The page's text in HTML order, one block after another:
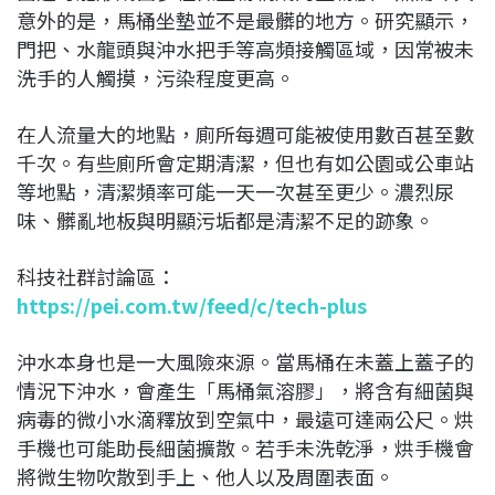
意外的是，馬桶坐墊並不是最髒的地方。研究顯示，
門把、水龍頭與沖水把手等高頻接觸區域，因常被未
洗手的人觸摸，污染程度更高。
在人流量大的地點，廁所每週可能被使用數百甚至數
千次。有些廁所會定期清潔，但也有如公園或公車站
等地點，清潔頻率可能一天一次甚至更少。濃烈尿
味、髒亂地板與明顯污垢都是清潔不足的跡象。
科技社群討論區：
https://pei.com.tw/feed/c/tech-plus
沖水本身也是一大風險來源。當馬桶在未蓋上蓋子的
情況下沖水，會產生「馬桶氣溶膠」，將含有細菌與
病毒的微小水滴釋放到空氣中，最遠可達兩公尺。烘
手機也可能助長細菌擴散。若手未洗乾淨，烘手機會
將微生物吹散到手上、他人以及周圍表面。